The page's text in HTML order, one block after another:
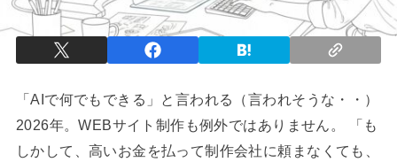
「AIで何でもできる」と言われる（言われそうな・・）
2026年。WEBサイト制作も例外ではありません。 「も
しかして、高いお金を払って制作会社に頼まなくても、